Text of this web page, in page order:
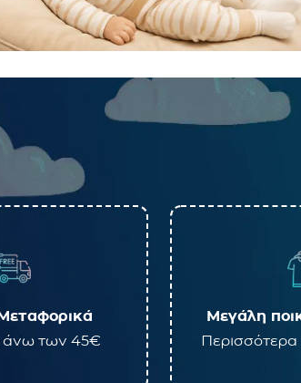
άνω των 45€
Μεγάλη